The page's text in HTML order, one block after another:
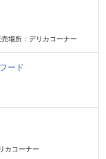
売場所：デリカコーナー
ード
カコーナー